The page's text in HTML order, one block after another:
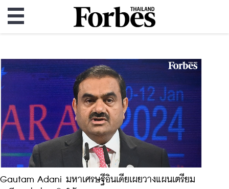
Gautam Adani มหาเศรษฐีอินเดียเผยวางแผนเตรียม